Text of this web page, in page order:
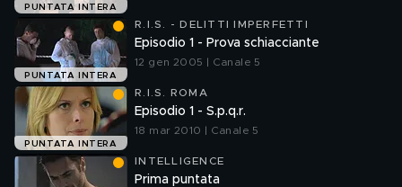
PUNTATA INTERA
PUNTATA INTERA
R.I.S. - DELITTI IMPERFETTI
Episodio 1 - Prova schiacciante
12 gen 2005 | Canale 5
PUNTATA INTERA
R.I.S. ROMA
Episodio 1 - S.p.q.r.
18 mar 2010 | Canale 5
INTELLIGENCE
Prima puntata